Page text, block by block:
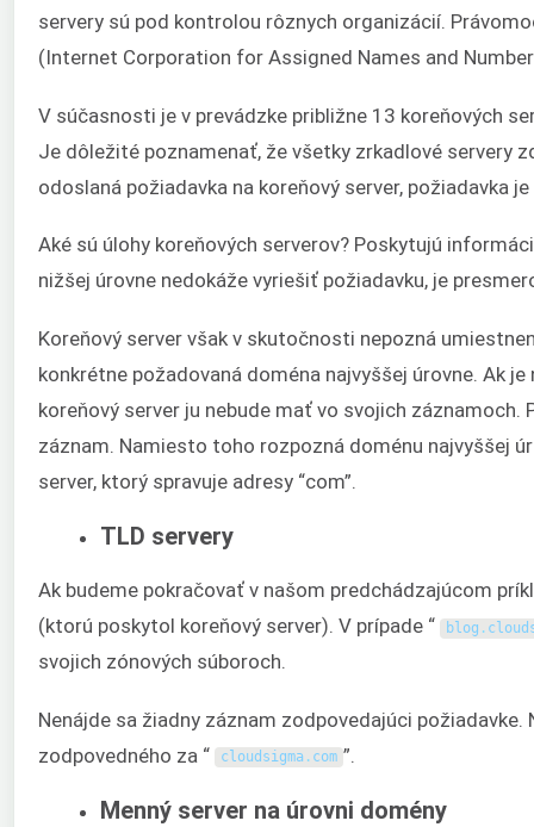
servery sú pod kontrolou rôznych organizácií.
(Internet Corporation for Assigned Names and
V súčasnosti je v prevádzke približne 13 koreňových
Je dôležité poznamenať, že všetky zrkadlové servery
odoslaná požiadavka na koreňový server, požiadavka
Aké sú úlohy koreňových serverov? Poskytujú
nižšej úrovne nedokáže vyriešiť požiadavku, je
Koreňový server však v skutočnosti nepozná
konkrétne požadovaná doména najvyššej úrovne. Ak
koreňový server ju nebude mať vo svojich záznamoch.
záznam. Namiesto toho rozpozná doménu najvyššej
server, ktorý spravuje adresy “com”.
TLD servery
Ak budeme pokračovať v našom predchádzajúcom
(ktorú poskytol koreňový server). V prípade “
blog .
svojich zónových súboroch.
Nenájde sa žiadny záznam zodpovedajúci
zodpovedného za “
cloudsigma . com ”.
Menný server na úrovni domény